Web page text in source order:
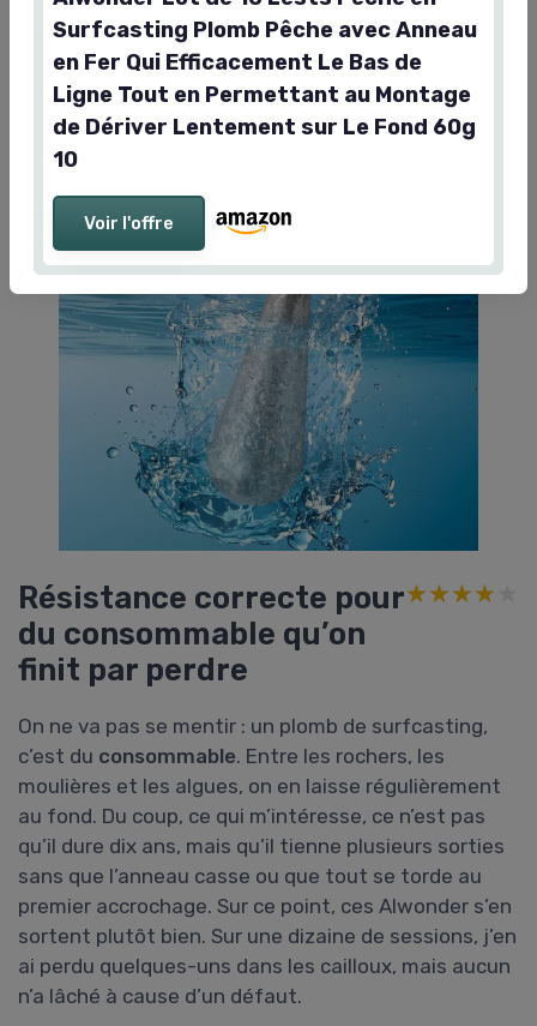
rechange, les matériaux choisis sont cohérents
avec le tarif et l’usage prévu.
Résistance correcte pour
du consommable qu’on
finit par perdre
★★★★★
★★★★★
On ne va pas se mentir : un plomb de surfcasting,
c’est du consommable. Entre les rochers, les
moulières et les algues, on en laisse régulièrement
au fond. Du coup, ce qui m’intéresse, ce n’est pas
qu’il dure dix ans, mais qu’il tienne plusieurs sorties
sans que l’anneau casse ou que tout se torde au
premier accrochage. Sur ce point, ces Alwonder s’en
sortent plutôt bien. Sur une dizaine de sessions, j’en
ai perdu quelques-uns dans les cailloux, mais aucun
n’a lâché à cause d’un défaut.
Surfcasting Plomb Pêche avec Anneau
en Fer Qui Efficacement Le Bas de
Ligne Tout en Permettant au Montage
de Dériver Lentement sur Le Fond 60g
10
Voir l'offre